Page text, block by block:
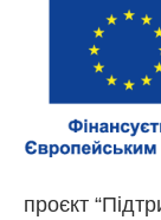
проєкт